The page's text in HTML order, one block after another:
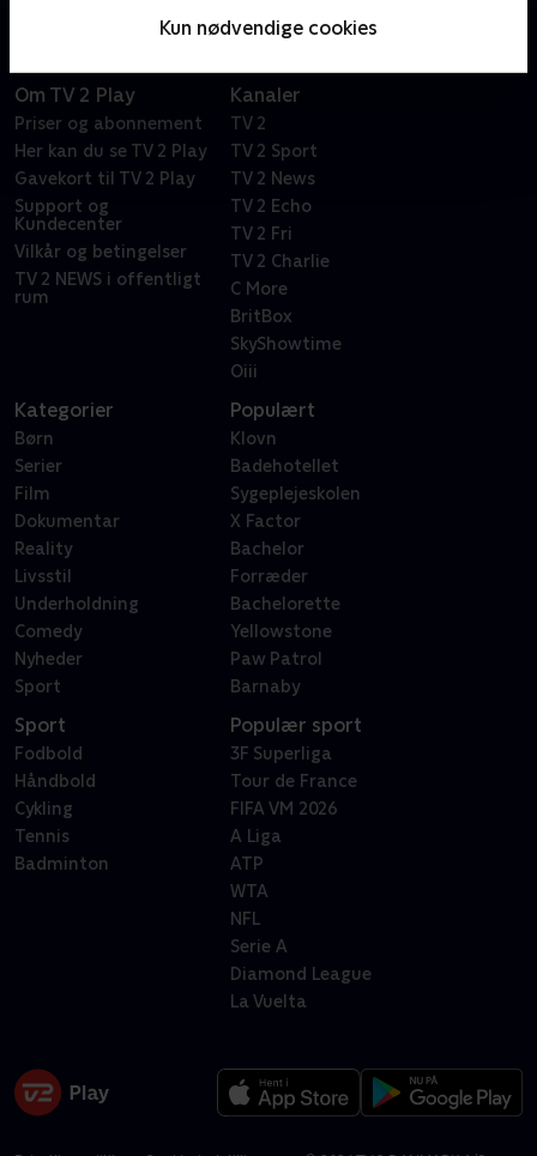
Kun nødvendige cookies
Om TV 2 Play
Priser og abonnement
Her kan du se TV 2 Play
Gavekort til TV 2 Play
Support og
Kundecenter
Vilkår og betingelser
TV 2 NEWS i offentligt
rum
Kanaler
TV 2
TV 2 Sport
TV 2 News
TV 2 Echo
TV 2 Fri
TV 2 Charlie
C More
BritBox
SkyShowtime
Oiii
Kategorier
Børn
Serier
Film
Dokumentar
Reality
Livsstil
Underholdning
Comedy
Nyheder
Sport
Populært
Klovn
Badehotellet
Sygeplejeskolen
X Factor
Bachelor
Forræder
Bachelorette
Yellowstone
Paw Patrol
Barnaby
Sport
Fodbold
Håndbold
Cykling
Tennis
Badminton
Populær sport
3F Superliga
Tour de France
FIFA VM 2026
A Liga
ATP
WTA
NFL
Serie A
Diamond League
La Vuelta